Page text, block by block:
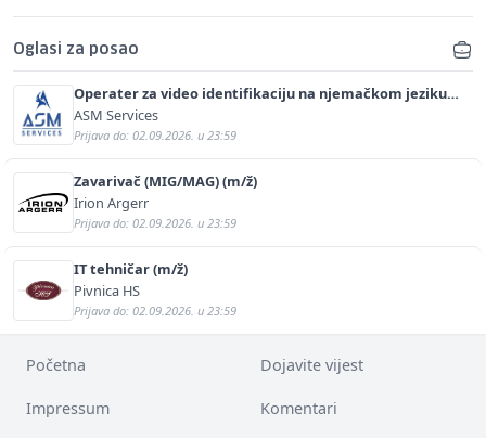
Oglasi za posao
Operater za video identifikaciju na njemačkom jeziku
(m/ž)
ASM Services
Prijava do: 02.09.2026. u 23:59
Zavarivač (MIG/MAG) (m/ž)
Irion Argerr
Prijava do: 02.09.2026. u 23:59
IT tehničar (m/ž)
Pivnica HS
Prijava do: 02.09.2026. u 23:59
Početna Dojavite vijest
Impressum Komentari